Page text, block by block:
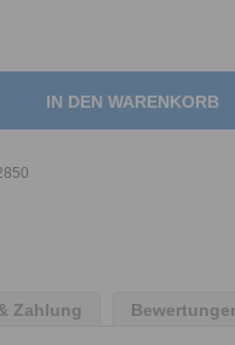
IN DEN WARENKORB
Zahlung